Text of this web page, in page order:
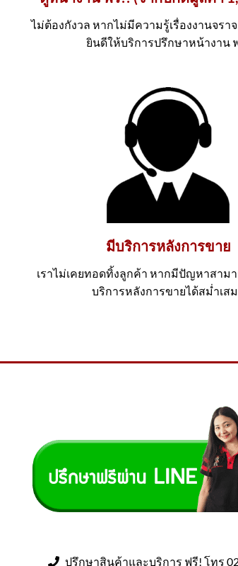
ไม่ต้องกังวล หากไม่มีความรู้เรื่องงานจรา
ยินดีให้บริการปรึกษาหน้างาน
มีบริการหลังการขาย
เราไม่เคยทอดทิ้งลูกค้า หากมีปัญหาสาม
บริการหลังการขายได้สม่ำเส
ปรึกษาสินค้าและบริการ ฟรี! โทร